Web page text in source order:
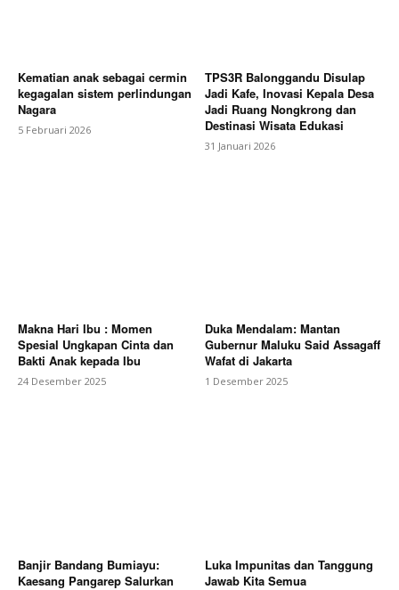
Kematian anak sebagai cermin
kegagalan sistem perlindungan
Nagara
5 Februari 2026
TPS3R Balonggandu Disulap
Jadi Kafe, Inovasi Kepala Desa
Jadi Ruang Nongkrong dan
Destinasi Wisata Edukasi
31 Januari 2026
Makna Hari Ibu : Momen
Spesial Ungkapan Cinta dan
Bakti Anak kepada Ibu
24 Desember 2025
Duka Mendalam: Mantan
Gubernur Maluku Said Assagaff
Wafat di Jakarta
1 Desember 2025
Banjir Bandang Bumiayu:
Kaesang Pangarep Salurkan
Luka Impunitas dan Tanggung
Jawab Kita Semua